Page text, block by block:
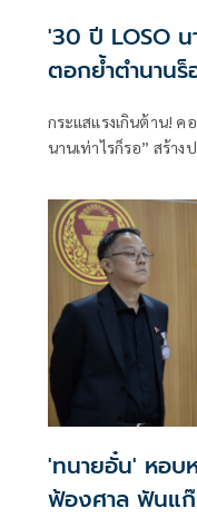
'30 ปี LOSO น
ตอกย้ำตำนานร็
กระแสแรงเกินต้าน! ค
นานเท่าไรก็รอ” สร้า
ศรัทธาและความคิดถึง
ได้อย่างชัดเจน
'ทนายอั๋น' หอบ
ฟ้องศาล ฟันแ